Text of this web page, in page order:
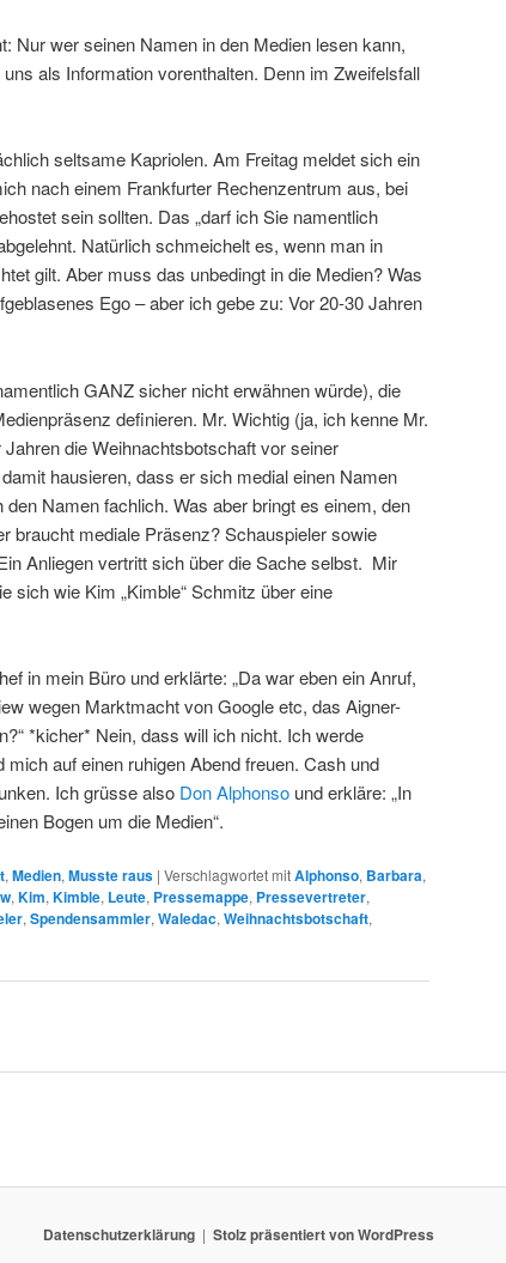
Nur wer seinen Namen in den Medien lesen kann,
als Information vorenthalten. Denn im Zweifelsfall
seltsame Kapriolen. Am Freitag meldet sich ein
nach einem Frankfurter Rechenzentrum aus, bei
sein sollten. Das „darf ich Sie namentlich
Natürlich schmeichelt es, wenn man in
gilt. Aber muss das unbedingt in die Medien? Was
Ego – aber ich gebe zu: Vor 20-30 Jahren
GANZ sicher nicht erwähnen würde), die
definieren. Mr. Wichtig (ja, ich kenne Mr.
die Weihnachtsbotschaft vor seiner
hausieren, dass er sich medial einen Namen
Namen fachlich. Was aber bringt es einem, den
braucht mediale Präsenz? Schauspieler sowie
Anliegen vertritt sich über die Sache selbst. Mir
sich wie Kim „Kimble“ Schmitz über eine
in mein Büro und erklärte: „Da war eben ein Anruf,
wegen Marktmacht von Google etc, das Aigner-
*kicher* Nein, dass will ich nicht. Ich werde
auf einen ruhigen Abend freuen. Cash und
Ich grüsse also Don Alphonso und erkläre: „In
Bogen um die Medien“.
, Medien, Musste raus | Verschlagwortet mitAlphonso, Barbara,
, Kim, Kimble, Leute, Pressemappe, Pressevertreter,
, Spendensammler, Waledac, Weihnachtsbotschaft,
Datenschutzerklärung Stolz präsentiert von WordPress